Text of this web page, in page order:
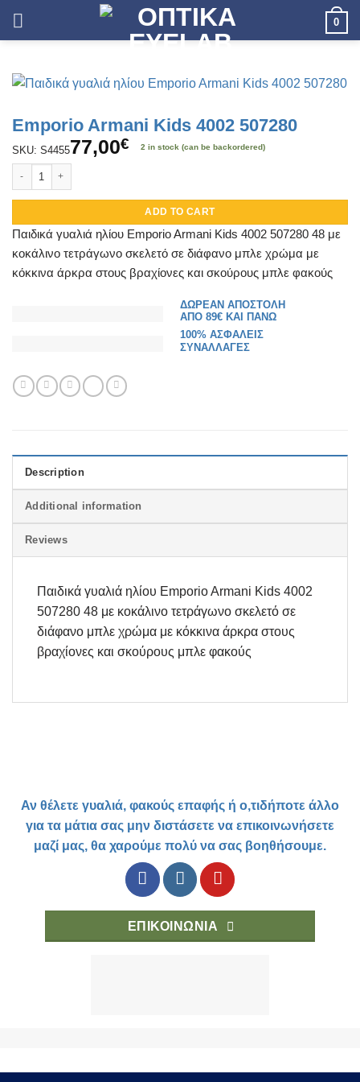
0
Emporio Armani Kids 4002 507280
SKU: S445577,00€ 2 in stock (can be backordered)
Emporio Armani Kids 4002 507280 quantity
ADD TO CART
Παιδικά γυαλιά ηλίου Emporio Armani Kids 4002 507280 48 με
κοκάλινο τετράγωνο σκελετό σε διάφανο μπλε χρώμα με
κόκκινα άρκρα στους βραχίονες και σκούρους μπλε φακούς
ΔΩΡΕΑΝ ΑΠΟΣΤΟΛΗ
ΑΠΟ 89€ ΚΑΙ ΠΑΝΩ
100% ΑΣΦΑΛΕΙΣ
ΣΥΝΑΛΛΑΓΕΣ
Description
Additional information
Reviews
Παιδικά γυαλιά ηλίου Emporio Armani Kids 4002
507280 48 με κοκάλινο τετράγωνο σκελετό σε
διάφανο μπλε χρώμα με κόκκινα άρκρα στους
βραχίονες και σκούρους μπλε φακούς
Αν θέλετε γυαλιά, φακούς επαφής ή ο,τιδήποτε άλλο
για τα μάτια σας μην διστάσετε να επικοινωνήσετε
μαζί μας, θα χαρούμε πολύ να σας βοηθήσουμε.
ΕΠΙΚΟΙΝΩΝΊΑ